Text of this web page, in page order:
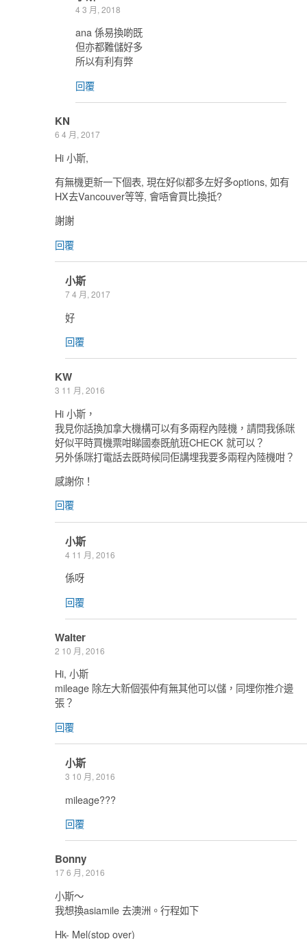
4 3 月, 2018
ana 係易換啲既
但亦都難儲好多
所以有利有弊
回覆
KN
6 4 月, 2017
Hi 小斯,
有無機更新一下個表, 現在好似都多左好多options, 如有
HX去Vancouver等等, 會唔會買比換抵?
謝謝
回覆
小斯
7 4 月, 2017
好
回覆
KW
3 11 月, 2016
Hi 小斯，
我見你話換加拿大機構可以有多兩程內陸機，請問我係咪
好似平時買機票咁睇國泰既航班CHECK 就可以？
另外係咪打電話去既時候同佢講埋我要多兩程內陸機咁？
感謝你！
回覆
小斯
4 11 月, 2016
係呀
回覆
Walter
2 10 月, 2016
Hi, 小斯
mileage 除左大新個張仲有無其他可以儲，同埋你推介邊
張？
回覆
小斯
3 10 月, 2016
mileage???
回覆
Bonny
17 6 月, 2016
小斯～
我想換asiamile 去澳洲。行程如下
Hk- Mel(stop over)